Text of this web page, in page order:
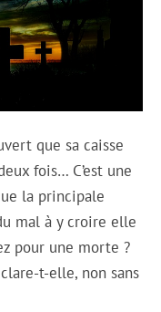
que sa caisse
fois… C’est une
la principale
mal à y croire elle
pour une morte ?
t-elle, non sans